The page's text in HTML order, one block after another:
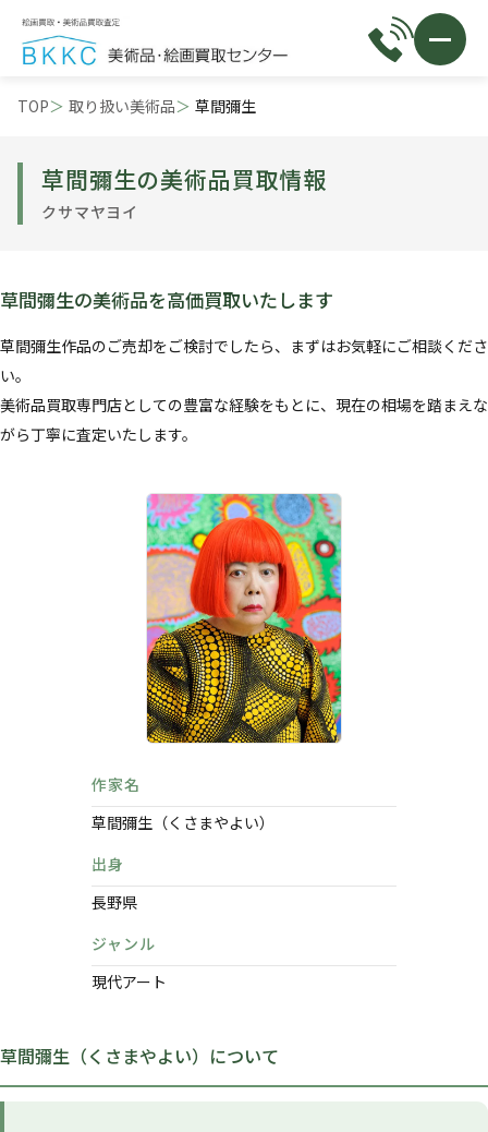
TOP 取り扱い美術品 草間彌生
草間彌生の美術品買取情報
クサマヤヨイ
草間彌生の美術品を高価買取いたします
草間彌生作品のご売却をご検討でしたら、まずはお気軽にご相談くださ
い。
美術品買取専門店としての豊富な経験をもとに、現在の相場を踏まえな
がら丁寧に査定いたします。
作家名
草間彌生（くさまやよい）
出身
長野県
ジャンル
現代アート
草間彌生（くさまやよい）について